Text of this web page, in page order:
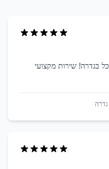
בגדרה! שירות מקצועי
גדרה